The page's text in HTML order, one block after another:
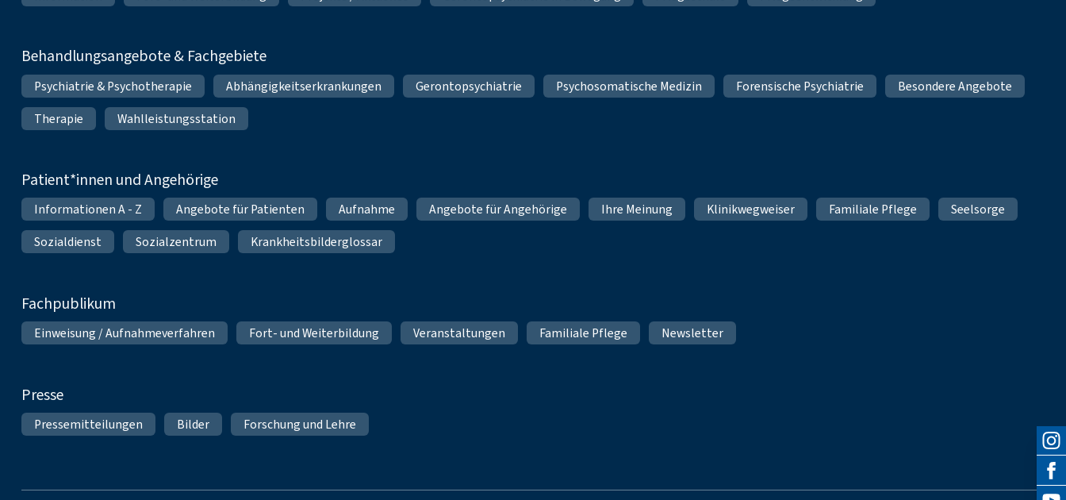
Behandlungsangebote & Fachgebiete
Psychiatrie & Psychotherapie Abhängigkeitserkrankungen Gerontopsychiatrie Psychosomatische Medizin Forensische Psychiatrie
Besondere Angebote
Therapie
Wahlleistungsstation
Patient*innen und Angehörige
Informationen A - Z Angebote für Patienten Aufnahme Angebote für Angehörige Ihre Meinung Klinikwegweiser Familiale Pflege
Seelsorge
Sozialdienst
Sozialzentrum Krankheitsbilderglossar
Fachpublikum
Einweisung / Aufnahmeverfahren Fort- und Weiterbildung Veranstaltungen Familiale Pflege Newsletter
Presse
Pressemitteilungen Bilder Forschung und Lehre